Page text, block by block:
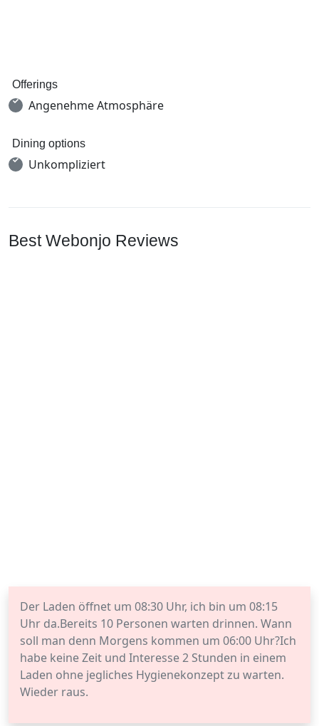
Offerings
Angenehme Atmosphäre
Dining options
Unkompliziert
Best Webonjo Reviews
Der Laden öffnet um 08:30 Uhr, ich bin um 08:15
Uhr da.Bereits 10 Personen warten drinnen. Wann
soll man denn Morgens kommen um 06:00 Uhr?Ich
habe keine Zeit und Interesse 2 Stunden in einem
Laden ohne jegliches Hygienekonzept zu warten.
Wieder raus.